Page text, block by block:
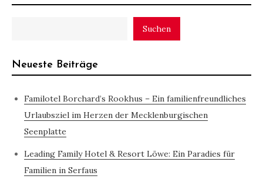
Suchen
Neueste Beiträge
Familotel Borchard’s Rookhus – Ein familienfreundliches
Urlaubsziel im Herzen der Mecklenburgischen
Seenplatte
Leading Family Hotel & Resort Löwe: Ein Paradies für
Familien in Serfaus